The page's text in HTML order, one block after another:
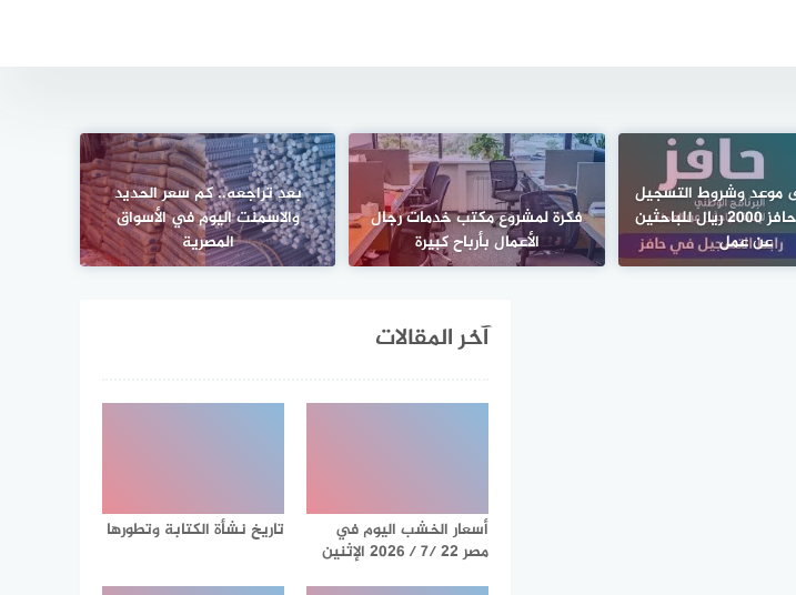
موعد وشروط التسجيل
في دعم حافز 2000 ريال للباحثين
عن عمل
فكرة لمشروع مكتب خدمات رجال
الأعمال بأرباح كبيرة
بعد تراجعه.. كم سعر الحديد
والاسمنت اليوم في الأسواق
المصرية
آخر المقالات
أسعار الخشب اليوم في
مصر 22 /7 / 2026 الإثنين
تاريخ نشأة الكتابة وتطورها